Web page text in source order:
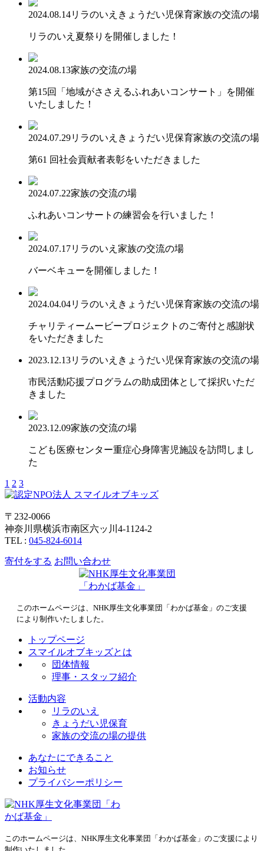
2024.08.14リラのいえ きょうだい児保育家族の交流の場
リラのいえ夏祭りを開催しました！
2024.08.13家族の交流の場
第15回「地域がささえるふれあいコンサート」を開催
いたしました！
2024.07.29リラのいえ きょうだい児保育家族の交流の場
第61 回社会貢献者表彰をいただきました
2024.07.22家族の交流の場
ふれあいコンサートの練習会を行いました！
2024.07.17リラのいえ 家族の交流の場
バーベキューを開催しました！
2024.04.04リラのいえ きょうだい児保育家族の交流の場
チャリティームービープロジェクトのご寄付と感謝状
をいただきました
2023.12.13リラのいえ きょうだい児保育家族の交流の場
市民活動応援プログラムの助成団体として採択いただ
きました
2023.12.09家族の交流の場
こども医療センター重症心身障害児施設を訪問しまし
た
1 2 3
〒232-0066
神奈川県横浜市南区六ッ川4-1124-2
TEL : 045-824-6014
寄付をする お問い合わせ
このホームページは、NHK厚生文化事業団「わかば基金」のご支援
により制作いたしました。
トップページ
スマイルオブキッズとは
団体情報
理事・スタッフ紹介
活動内容
リラのいえ
きょうだい児保育
家族の交流の場の提供
あなたにできること
お知らせ
プライバシーポリシー
このホームページは、NHK厚生文化事業団「わかば基金」のご支援により